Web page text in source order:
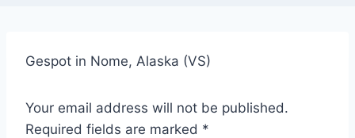
Gespot in Nome, Alaska (VS)
Your email address will not be published.
Required fields are marked *